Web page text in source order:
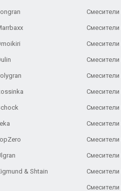
& Shtain
Смесители
Смесители
Смесители
Смесители
Смесители
Смесители
Смесители
Смесители
Смесители
Смесители
Смесители